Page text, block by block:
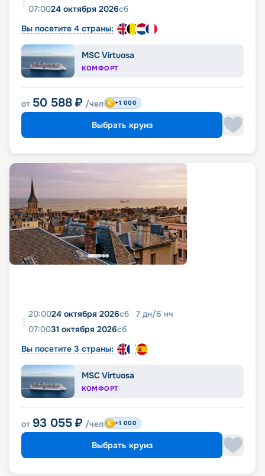
07:0024 октября 2026сб
Вы посетите 4 страны:
MSC Virtuosa
КОМФОРТ
от 50 588 ₽ /чел +1 000
Выбрать круиз
20:0024 октября 2026сб 7 дн/6 нч
07:0031 октября 2026сб
Вы посетите 3 страны:
MSC Virtuosa
КОМФОРТ
от 93 055 ₽ /чел +1 000
Выбрать круиз